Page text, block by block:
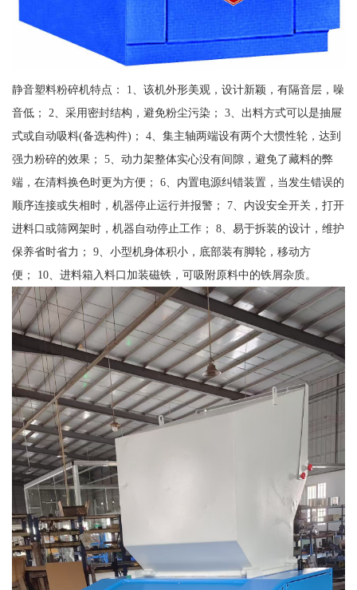
静音塑料粉碎机特点： 1、该机外形美观，设计新颖，有隔音层，噪
音低； 2、采用密封结构，避免粉尘污染； 3、出料方式可以是抽屉
式或自动吸料(备选构件)； 4、集主轴两端设有两个大惯性轮，达到
强力粉碎的效果； 5、动力架整体实心没有间隙，避免了藏料的弊
端，在清料换色时更为方便； 6、内置电源纠错装置，当发生错误的
顺序连接或失相时，机器停止运行并报警； 7、内设安全开关，打开
进料口或筛网架时，机器自动停止工作； 8、易于拆装的设计，维护
保养省时省力； 9、小型机身体积小，底部装有脚轮，移动方
便； 10、进料箱入料口加装磁铁，可吸附原料中的铁屑杂质。